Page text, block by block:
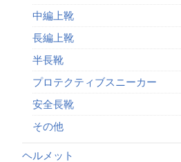
中編上靴
長編上靴
半長靴
プロテクティブスニーカー
安全長靴
その他
ヘルメット